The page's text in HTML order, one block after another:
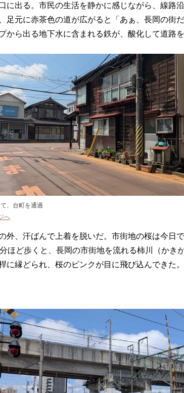
出る。市民の生活を静かに感じながら、線路沿
足元に赤茶色の道が広がると「あぁ、長岡の街
から出る地下水に含まれる鉄が、酸化して道路を
、台町を通過
へ
外、汗ばんで上着を脱いだ。市街地の桜は今日
ほど歩くと、長岡の市街地を流れる柿川（かき
に縁どられ、桜のピンクが目に飛び込んできた。